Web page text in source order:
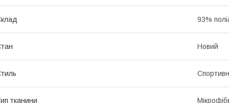
93%
Новий
тканини